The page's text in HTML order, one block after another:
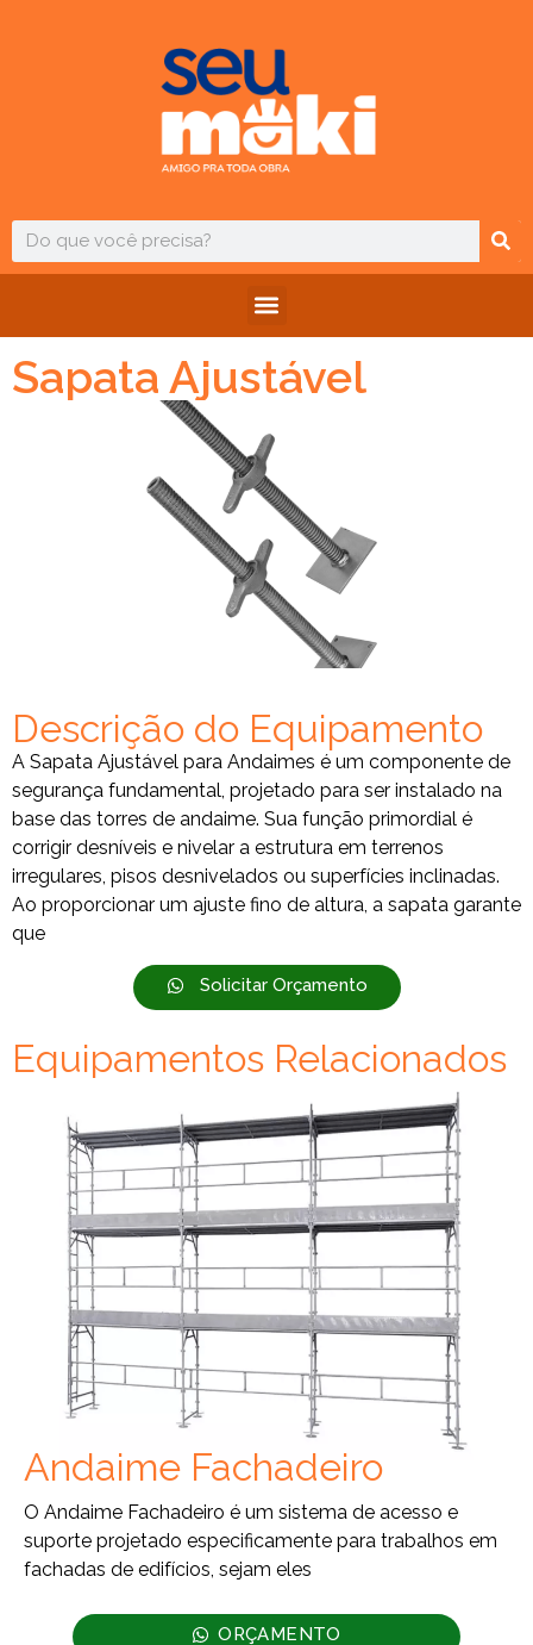
Sapata Ajustável
Descrição do Equipamento
A Sapata Ajustável para Andaimes é um componente de
segurança fundamental, projetado para ser instalado na
base das torres de andaime. Sua função primordial é
corrigir desníveis e nivelar a estrutura em terrenos
irregulares, pisos desnivelados ou superfícies inclinadas.
Ao proporcionar um ajuste fino de altura, a sapata garante
que
Solicitar Orçamento
Equipamentos Relacionados
Andaime Fachadeiro
O Andaime Fachadeiro é um sistema de acesso e
suporte projetado especificamente para trabalhos em
fachadas de edifícios, sejam eles
ORÇAMENTO